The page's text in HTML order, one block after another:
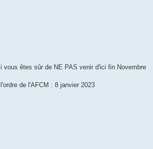
êtes sûr de NE PAS venir d'ici fin Novembre
de l'AFCM : 8 janvier 2023